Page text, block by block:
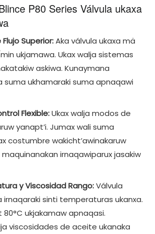
P80 Series Válvula ukaxa
Superior:Aka válvula ukaxa mä
ukjamawa. Ukax walja sistemas
askiwa. Kunaymana
suma ukhamaraki suma apnaqawi
Flexible:Ukax walja modos de
yanapt’i. Jumax wali suma
costumbre wakicht’awinakaruw
irnaqawiparux jasakiw
y Viscosidad Rango:Válvula
irnaqaraki sinti temperaturas ukanxa.
80°C ukjakamaw apnaqasi.
viscosidades de aceite ukanaka